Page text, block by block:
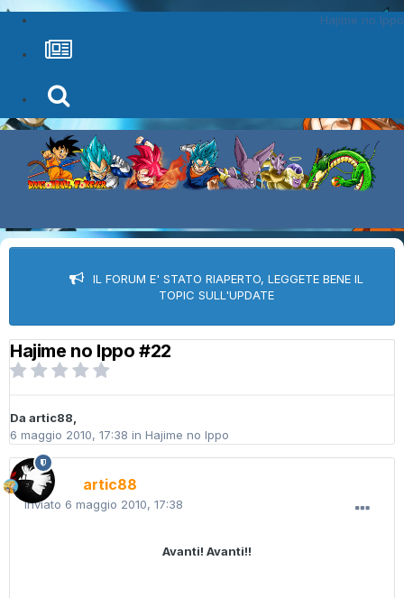
Hajime no Ippo
IL FORUM E' STATO RIAPERTO, LEGGETE BENE IL
TOPIC SULL'UPDATE
Hajime no Ippo #22
Da artic88,
6 maggio 2010, 17:38 in Hajime no Ippo
artic88
Inviato 6 maggio 2010, 17:38
Avanti! Avanti!!